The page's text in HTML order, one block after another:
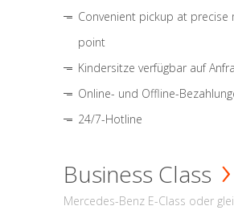
Convenient pickup at precise
point
Kindersitze verfügbar auf
Online- und Offline-
24/7-Hotline
Business Class
Mercedes-Benz E-Class oder